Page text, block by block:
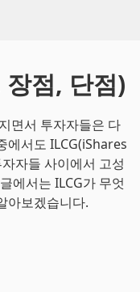
점, 단점)
면서 투자자들은 다
에서도 ILCG(iShares
자들 사이에서 고성
에서는 ILCG가 무엇
아보겠습니다.